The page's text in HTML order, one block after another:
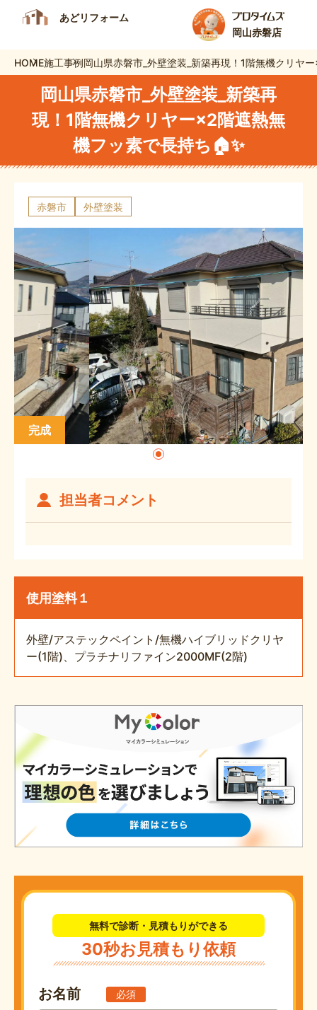
あどリフォーム
岡山赤磐店
HOME施工事例岡山県赤磐市_外壁塗装_新築再現！1階無機クリヤ
岡山県赤磐市_外壁塗装_新築再
現！1階無機クリヤー×2階遮熱無
機フッ素で長持ち🏠✨
赤磐市 外壁塗装
完成
担当者コメント
使用塗料１
外壁/アステックペイント/無機ハイブリッドクリヤ
ー(1階)、プラチナリファイン2000MF(2階)
無料で診断・見積もりができる
30秒お見積もり依頼
お名前 必須